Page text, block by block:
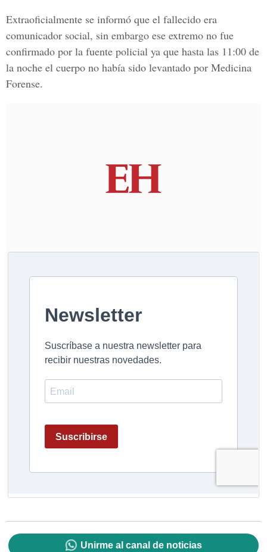
Extraoficialmente se informó que el fallecido era
comunicador social, sin embargo ese extremo no fue
confirmado por la fuente policial ya que hasta las 11:00 de
la noche el cuerpo no había sido levantado por Medicina
Forense.
Unirme al canal de noticias